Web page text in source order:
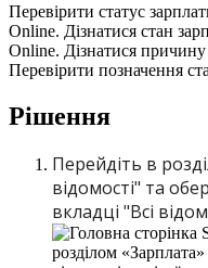
Перевірити статус зарплат
Online. Дізнатися стан зарп
Online. Дізнатися причину
Перевірити позначення ста
Рішення
Перейдіть в розді
відомості" та обер
вкладці "Всі відом